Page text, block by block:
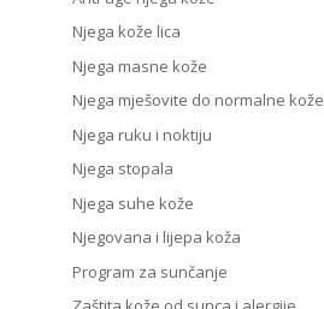
Njega kože lica
Njega masne kože
Njega mješovite do normalne kože
Njega ruku i noktiju
Njega stopala
Njega suhe kože
Njegovana i lijepa koža
Program za sunčanje